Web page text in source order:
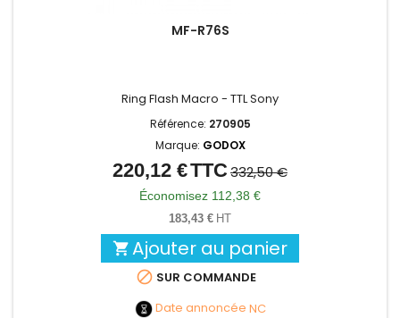
MF-R76S
Ring Flash Macro - TTL Sony
Référence: 270905
Marque: GODOX
Prix
Prix
de
base
220,12 €TTC332,50 €
Économisez 112,38 €
183,43 € HT
 Ajouter au panier
 SUR COMMANDE
Date annoncée NC